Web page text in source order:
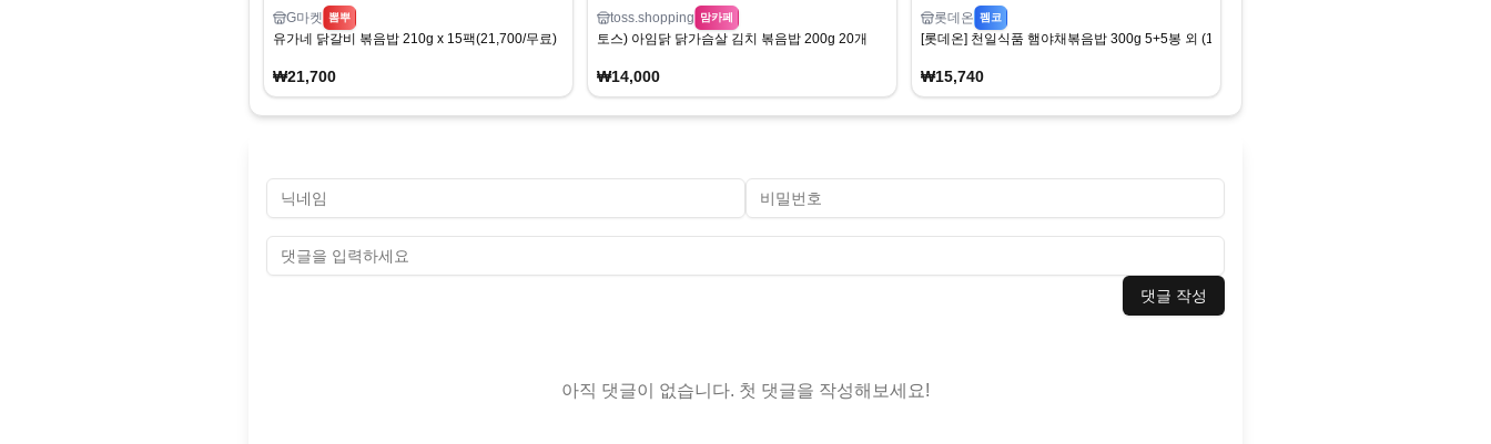
G마켓 뽐뿌
유가네 닭갈비 볶음밥 210g x 15팩(21,700/무료)
₩21,700
toss.shopping 맘카페
토스) 아임닭 닭가슴살 김치 볶음밥 200g 20개
₩14,000
롯데온 펨코
[롯데온] 천일식품 햄야채볶음밥 300g 5+5봉 외 (15,740원) (무료)
₩15,740
댓글 작성
아직 댓글이 없습니다. 첫 댓글을 작성해보세요!